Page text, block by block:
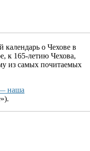
календарь о Чехове в
к 165-летию Чехова,
из самых почитаемых
— наша
»).